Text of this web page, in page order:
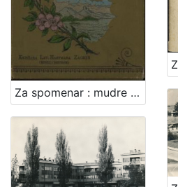
Za spomenar : mudre izreke iz naše književnosti / pribrala Marija Kumičić. Zagreb, [1896]. [Knjiga]